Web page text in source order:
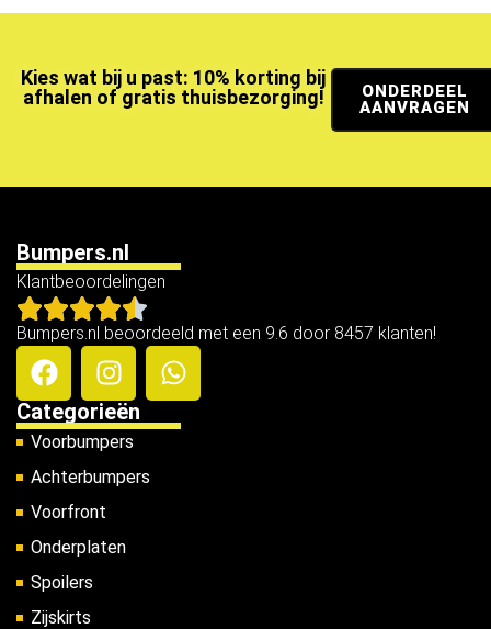
Kies wat bij u past: 10% korting bij
afhalen of gratis thuisbezorging!
ONDERDEEL
AANVRAGEN
Bumpers.nl
Klantbeoordelingen
Bumpers.nl beoordeeld met een 9.6 door 8457 klanten!
Categorieën
Voorbumpers
Achterbumpers
Voorfront
Onderplaten
Spoilers
Zijskirts